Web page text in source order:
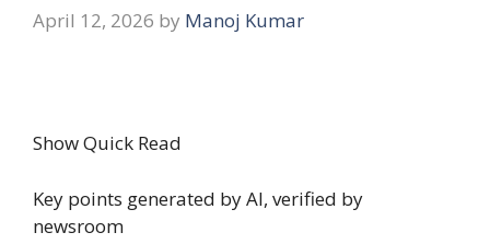
April 12, 2026 by Manoj Kumar
Show Quick Read
Key points generated by AI, verified by
newsroom